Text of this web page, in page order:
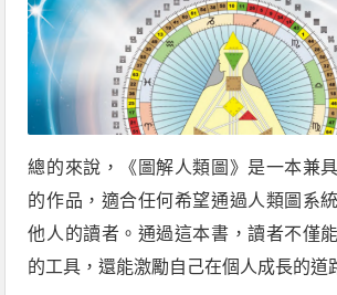
總的來說，《圖解人類圖》是一本兼
的作品，適合任何希望通過人類圖系
他人的讀者。通過這本書，讀者不僅
的工具，還能激勵自己在個人成長的道